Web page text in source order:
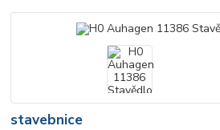
stavebnice